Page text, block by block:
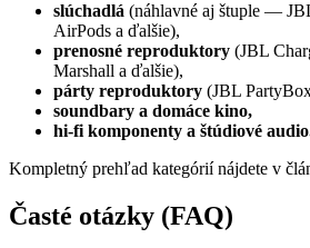
slúchadlá (náhlavné aj štuple —
AirPods a ďalšie),
prenosné reproduktory (JBL
Marshall a ďalšie),
párty reproduktory (JBL
soundbary a domáce kino,
hi-fi komponenty a štúdiové
Kompletný prehľad kategórií nájdete v
Časté otázky (FAQ)